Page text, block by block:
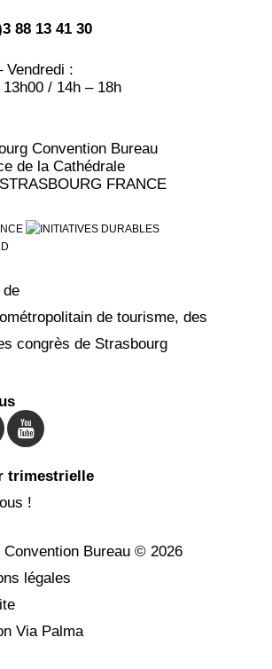
88 13 41 30
Vendredi :
/ 14h – 18h
Convention Bureau
de la Cathédrale
FRANCE
de tourisme, des
congrès de Strasbourg
trimestrielle
!
Convention Bureau © 2026
légales
Via Palma